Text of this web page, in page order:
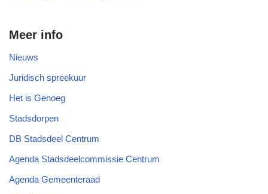
Meer info
Nieuws
Juridisch spreekuur
Het is Genoeg
Stadsdorpen
DB Stadsdeel Centrum
Agenda Stadsdeelcommissie Centrum
Agenda Gemeenteraad